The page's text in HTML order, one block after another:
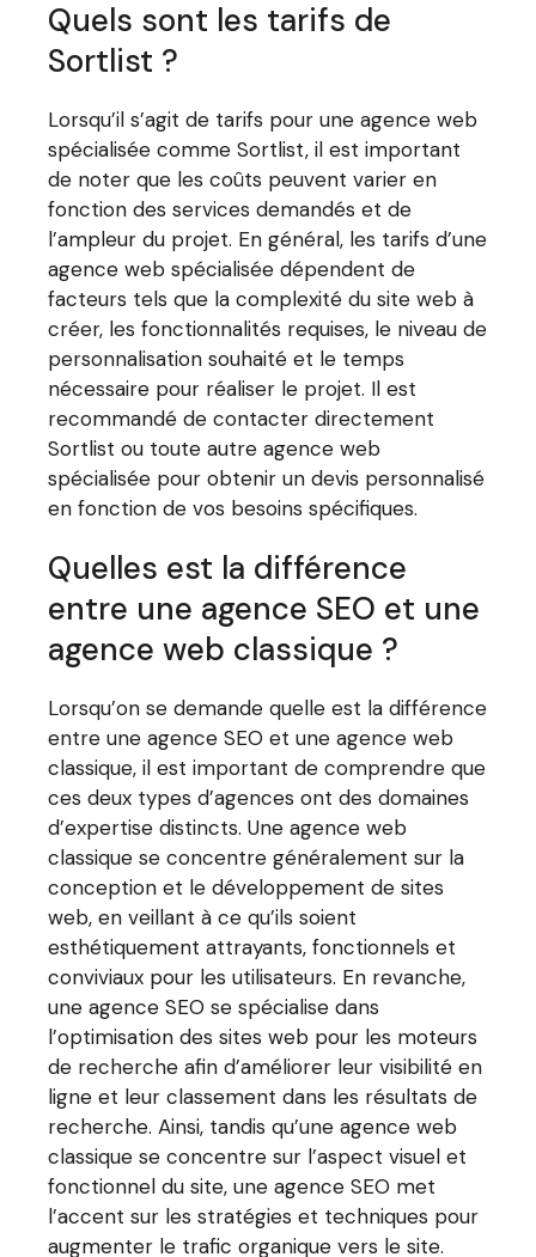
Quels sont les tarifs de
Sortlist ?
Lorsqu’il s’agit de tarifs pour une agence web
spécialisée comme Sortlist, il est important
de noter que les coûts peuvent varier en
fonction des services demandés et de
l’ampleur du projet. En général, les tarifs d’une
agence web spécialisée dépendent de
facteurs tels que la complexité du site web à
créer, les fonctionnalités requises, le niveau de
personnalisation souhaité et le temps
nécessaire pour réaliser le projet. Il est
recommandé de contacter directement
Sortlist ou toute autre agence web
spécialisée pour obtenir un devis personnalisé
en fonction de vos besoins spécifiques.
Quelles est la différence
entre une agence SEO et une
agence web classique ?
Lorsqu’on se demande quelle est la différence
entre une agence SEO et une agence web
classique, il est important de comprendre que
ces deux types d’agences ont des domaines
d’expertise distincts. Une agence web
classique se concentre généralement sur la
conception et le développement de sites
web, en veillant à ce qu’ils soient
esthétiquement attrayants, fonctionnels et
conviviaux pour les utilisateurs. En revanche,
une agence SEO se spécialise dans
l’optimisation des sites web pour les moteurs
de recherche afin d’améliorer leur visibilité en
ligne et leur classement dans les résultats de
recherche. Ainsi, tandis qu’une agence web
classique se concentre sur l’aspect visuel et
fonctionnel du site, une agence SEO met
l’accent sur les stratégies et techniques pour
augmenter le trafic organique vers le site.